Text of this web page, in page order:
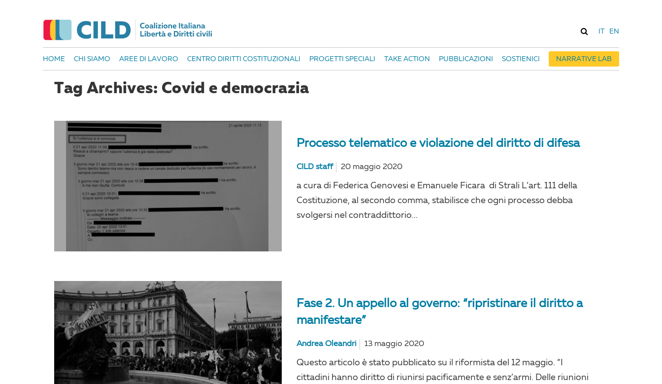
EN
HOME CHI SIAMO AREE DI LAVORO CENTRO DIRITTI COSTITUZIONALI PROGETTI SPECIALI TAKE ACTION PUBBLICAZIONI SOSTIENICI NARRATIVE LAB
Tag Archives: Covid e democrazia
Processo telematico e violazione del diritto di difesa
CILD staff 20 maggio 2020
a cura di Federica Genovesi e Emanuele Ficara di Strali L’art. 111 della
Costituzione, al secondo comma, stabilisce che ogni processo debba
svolgersi nel contraddittorio...
Fase 2. Un appello al governo: “ripristinare il diritto a
manifestare”
Andrea Oleandri 13 maggio 2020
Questo articolo è stato pubblicato su il riformista del 12 maggio. “I
cittadini hanno diritto di riunirsi pacificamente e senz’armi. Delle riunioni